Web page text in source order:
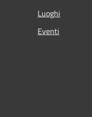
Luoghi
Eventi